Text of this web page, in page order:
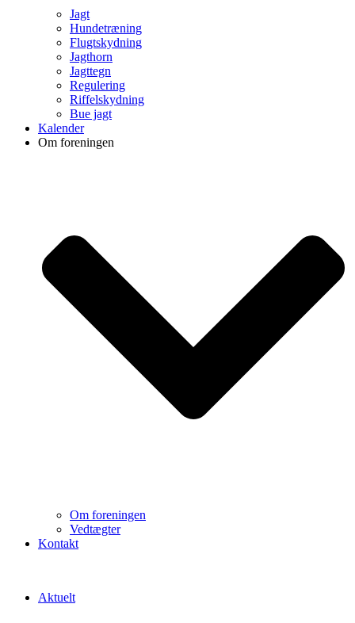
Jagt
Hundetræning
Flugtskydning
Jagthorn
Jagttegn
Regulering
Riffelskydning
Bue jagt
Kalender
Om foreningen
Om foreningen
Vedtægter
Kontakt
Aktuelt